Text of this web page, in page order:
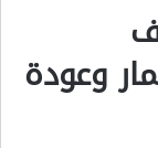
وعودة